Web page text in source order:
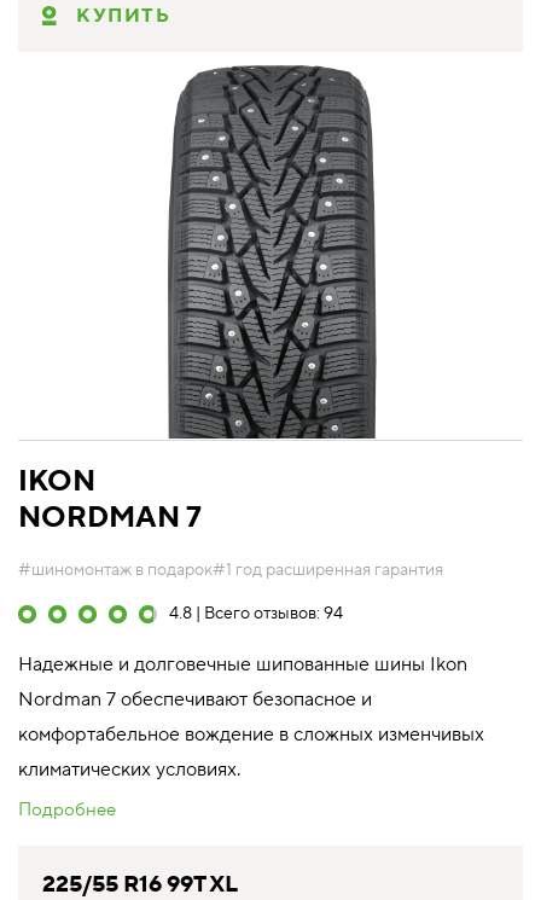
КУПИТЬ
IKON
NORDMAN 7
#шиномонтаж в подарок#1 год расширенная гарантия
4.8 | Всего отзывов: 94
Надежные и долговечные шипованные шины Ikon
Nordman 7 обеспечивают безопасное и
комфортабельное вождение в сложных изменчивых
климатических условиях.
Подробнее
225/55 R16 99T XL